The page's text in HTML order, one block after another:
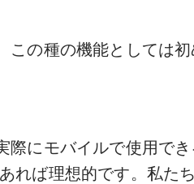
の種の機能としては
にモバイルで使用で
れば理想的です。私た